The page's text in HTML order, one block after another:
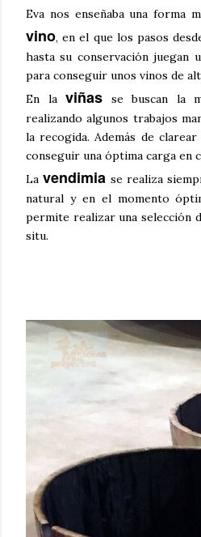
Eva nos enseñaba una forma
vino, en el que los pasos
hasta su conservación juegan
para conseguir unos vinos de
En la viñas se buscan la
realizando algunos trabajos
la recogida. Además de
conseguir una óptima carga en
Lavendimia se realiza
natural y en el momento
permite realizar una selección
situ.